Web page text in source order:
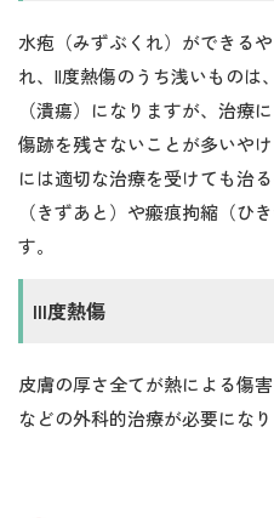
水疱（みずぶくれ）ができる
れ、II度熱傷のうち浅いものは
（潰瘍）になりますが、治療
傷跡を残さないことが多いや
には適切な治療を受けても治
（きずあと）や瘢痕拘縮（ひ
す。
III度熱傷
皮膚の厚さ全てが熱による傷
などの外科的治療が必要になり